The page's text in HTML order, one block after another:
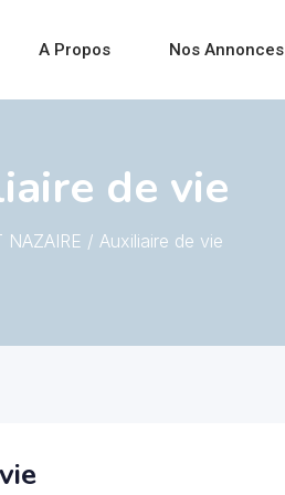
A Propos Nos Annonces
de vie
NAZAIRE / Auxiliaire de vie